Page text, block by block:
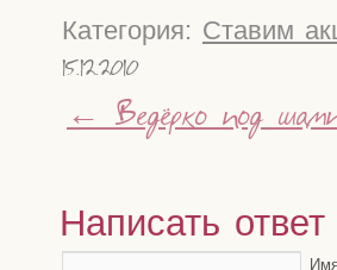
Категория: Ставим
15.12.2010
←Ведёрко под
Написать ответ